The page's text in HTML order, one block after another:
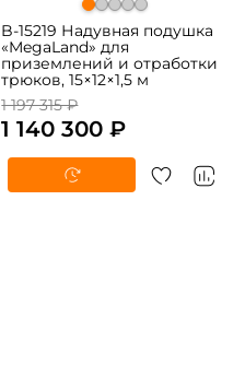
B-15219 Надувная подушка
«MegaLand» для
приземлений и отработки
трюков, 15×12×1,5 м
1 197 315 ₽
1 140 300 ₽